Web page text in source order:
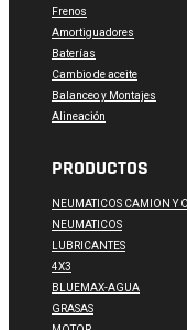
Frenos
Amortiguadores
Baterías
Cambio de aceite
Balanceo y Montajes
Alineación
PRODUCTOS
NEUMATICOS CAMION Y
NEUMATICOS
LUBRICANTES
4X3
BLUEMAX-AGUA
GRASAS